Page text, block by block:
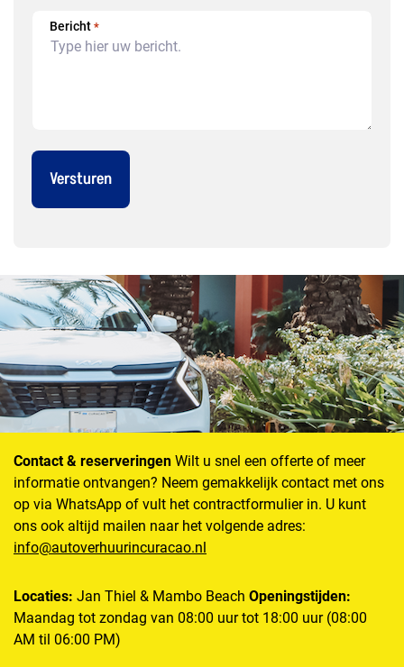
Bericht *
Contact & reserveringen Wilt u snel een offerte of meer
informatie ontvangen? Neem gemakkelijk contact met ons
op via WhatsApp of vult het contractformulier in. U kunt
ons ook altijd mailen naar het volgende adres:
info@autoverhuurincuracao.nl
Locaties: Jan Thiel & Mambo Beach Openingstijden:
Maandag tot zondag van 08:00 uur tot 18:00 uur (08:00
AM til 06:00 PM)